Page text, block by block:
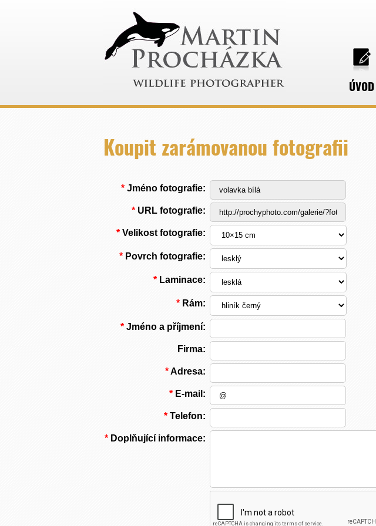
ÚVOD
Koupit zarámovanou fotografii
*Jméno fotografie:
* URL fotografie:
*Velikost fotografie:
*Povrch fotografie:
*Laminace:
*Rám:
*Jméno a příjmení:
Firma:
*Adresa:
*E-mail:
*Telefon:
*Doplňující informace: